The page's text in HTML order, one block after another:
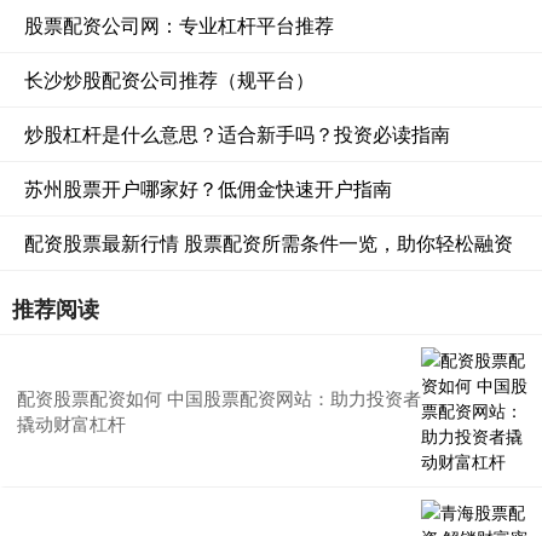
股票配资公司网：专业杠杆平台推荐
长沙炒股配资公司推荐（规平台）
炒股杠杆是什么意思？适合新手吗？投资必读指南
苏州股票开户哪家好？低佣金快速开户指南
配资股票最新行情 股票配资所需条件一览，助你轻松融资
推荐阅读
配资股票配资如何 中国股票配资网站：助力投资者
撬动财富杠杆